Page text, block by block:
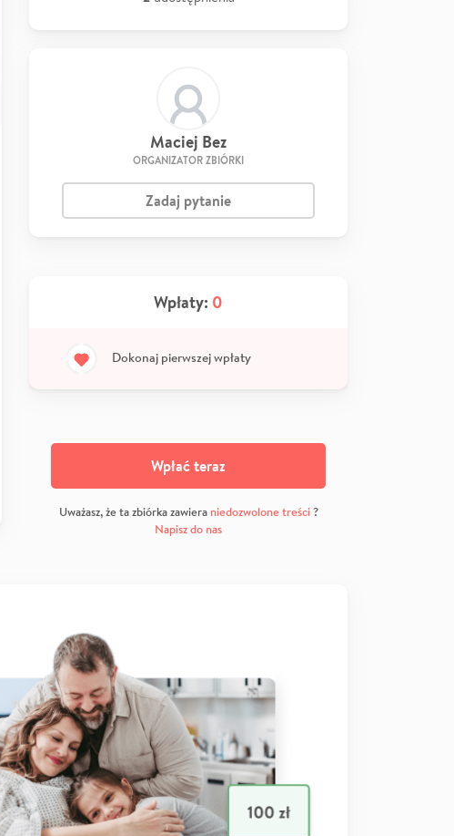
Maciej Bez
ORGANIZATOR ZBIÓRKI
Zadaj pytanie
Wpłaty: 0
Dokonaj pierwszej wpłaty
Wpłać teraz
Uważasz, że ta zbiórka zawiera niedozwolone treści?
Napisz do nas